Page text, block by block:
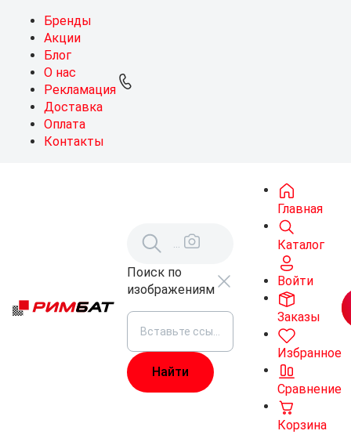
Бренды
Акции
Блог
О нас
Рекламация
Доставка
Оплата
Контакты
Поиск по
изображениям
Главная
Каталог
Войти
Заказы
Избранное
Сравнение
Корзина